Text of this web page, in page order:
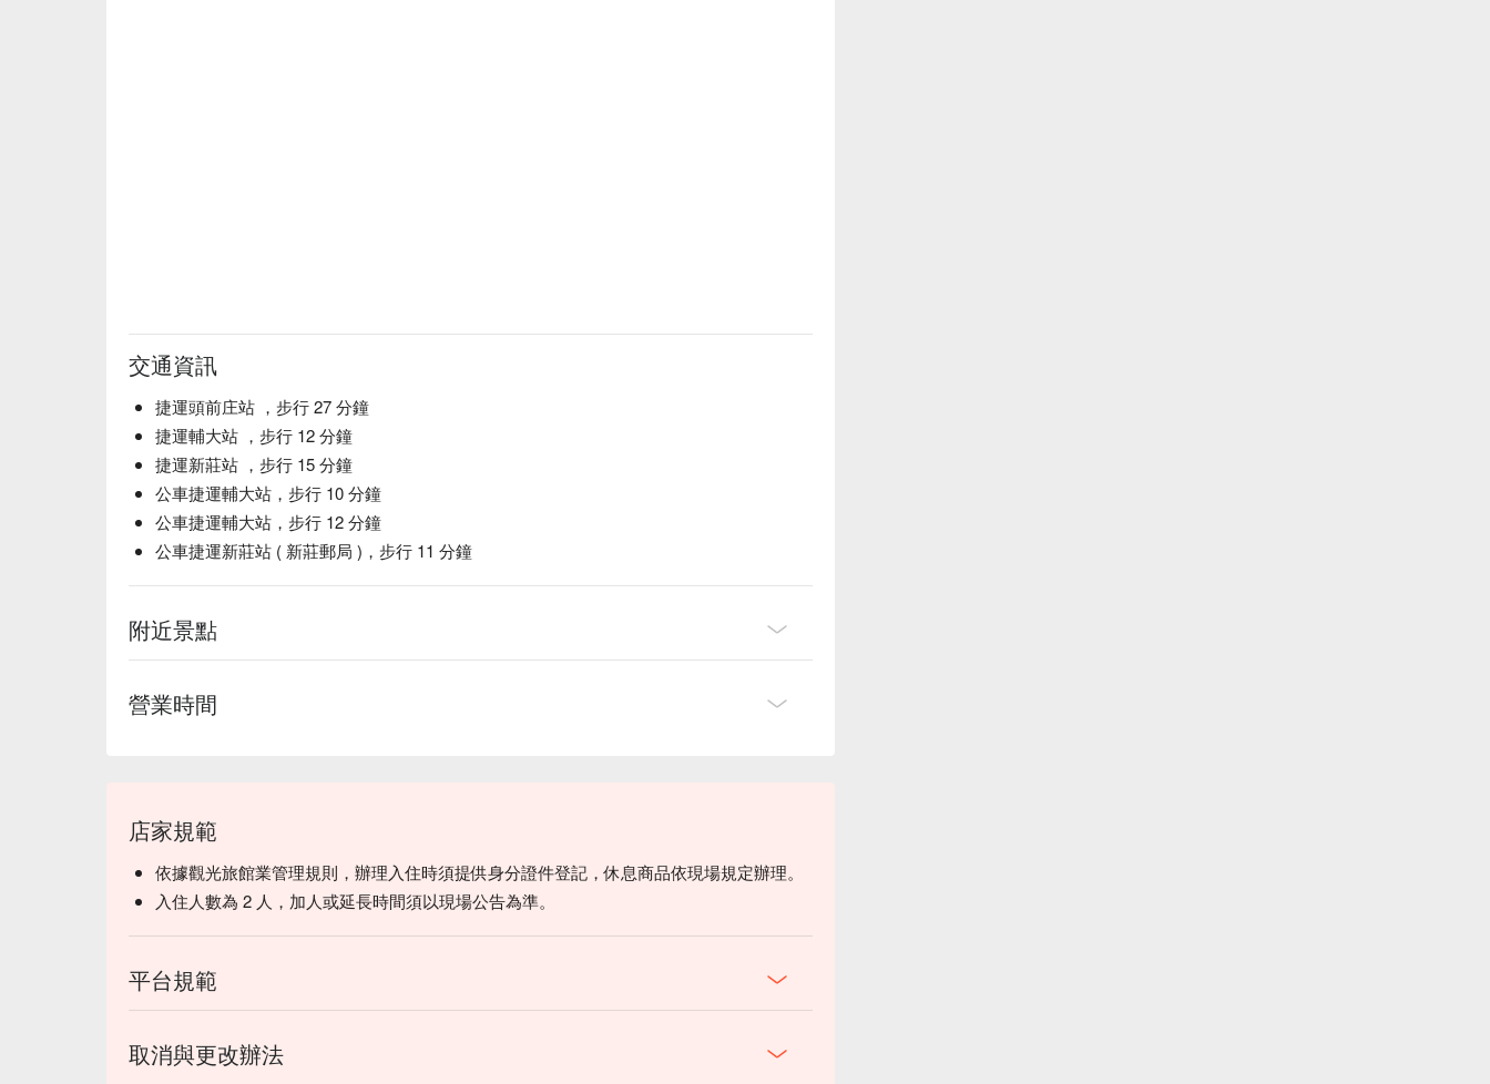
交通資訊
捷運頭前庄站 ，步行 27 分鐘
捷運輔大站 ，步行 12 分鐘
捷運新莊站 ，步行 15 分鐘
公車捷運輔大站，步行 10 分鐘
公車捷運輔大站，步行 12 分鐘
公車捷運新莊站 ( 新莊郵局 )，步行 11 分鐘
附近景點
營業時間
店家規範
依據觀光旅館業管理規則，辦理入住時須提供身分證件登記，休息商品依現場規定辦理。
入住人數為 2 人，加人或延長時間須以現場公告為準。
平台規範
取消與更改辦法